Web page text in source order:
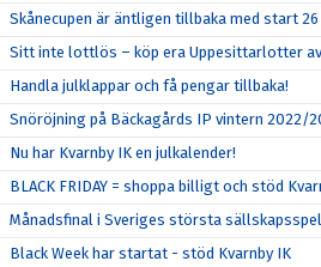
Skånecupen är äntligen tillbaka med start
Sitt inte lottlös – köp era Uppesittarlotter av
Handla julklappar och få pengar tillbaka!
Snöröjning på Bäckagårds IP vintern 2022/
Nu har Kvarnby IK en julkalender!
BLACK FRIDAY = shoppa billigt och stöd
Månadsfinal i Sveriges största
Black Week har startat - stöd Kvarnby IK